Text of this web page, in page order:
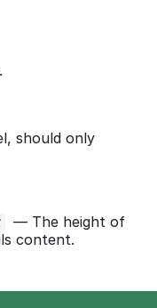
should only
— The height of
content.